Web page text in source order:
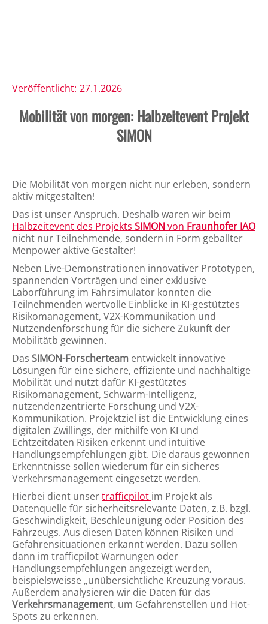
Veröffentlicht: 27.1.2026
​Mobilität von morgen: Halbzeitevent Projekt
SIMON​
Die Mobilität von morgen nicht nur erleben, sondern
aktiv mitgestalten!
Das ist unser Anspruch. Deshalb waren wir beim
Halbzeitevent des Projekts SIMONvon Fraunhofer IAO
nicht nur Teilnehmende, sondern in Form geballter
Menpower aktive Gestalter!
Neben Live-Demonstrationen innovativer Prototypen,
spannenden Vorträgen und einer exklusive
Laborführung im Fahrsimulator konnten die
Teilnehmenden wertvolle Einblicke in KI-gestütztes
Risikomanagement, V2X-Kommunikation und
Nutzendenforschung für die sichere Zukunft der
Mobilitätb gewinnen.​​
Das SIMON-Forscherteam entwickelt innovative
Lösungen für eine sichere, effiziente und nachhaltige
Mobilität und nutzt dafür KI-gestütztes
Risikomanagement, Schwarm-Intelligenz,
nutzendenzentrierte Forschung und V2X-
Kommunikation. Projektziel ist die Entwicklung eines
digitalen Zwillings, der mithilfe von KI und
Echtzeitdaten Risiken erkennt und intuitive
Handlungsempfehlungen gibt. Die daraus gewonnen
Erkenntnisse sollen wiederum für ein sicheres
Verkehrsmanagement eingesetzt werden.
Hierbei dient unsertrafficpilot im Projekt als
Datenquelle für sicherheitsrelevante Daten, z.B. bzgl.
Geschwindigkeit, Beschleunigung oder Position des
Fahrzeugs. Aus diesen Daten können Risiken und
Gefahrensituationen erkannt werden. Dazu sollen
dann im trafficpilot Warnungen oder
Handlungsempfehlungen angezeigt werden,
beispielsweisse „unübersichtliche Kreuzung voraus.
Außerdem analysieren wir die Daten für das
Verkehrsmanagement, um Gefahrenstellen und Hot-
Spots zu erkennen.